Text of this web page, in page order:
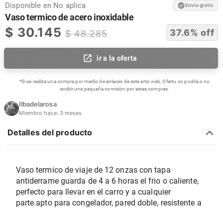
Disponible en No aplica Envío gratis
Vaso termico de acero inoxidable
$ 30.145 $48.285 37.6% off
ir a la oferta
*Si se realiza una compra por medio de enlaces de este sitio web, Ofertu.co podría o no
recibir una pequeña comisión por estas compras.
Ilbadelarosa
Miembro hace: 3 meses
Detalles del producto
Vaso termico de viaje de 12 onzas con tapa
antiderrame guarda de 4 a 6 horas el frio o caliente,
perfecto para llevar en el carro y a cualquier
parte.apto para congelador, pared doble, resistente a